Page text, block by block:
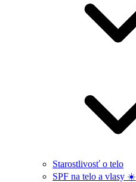
Starostlivosť o telo
SPF na telo a vlasy ☀️